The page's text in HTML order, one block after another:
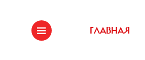
ГЛАВНАЯ